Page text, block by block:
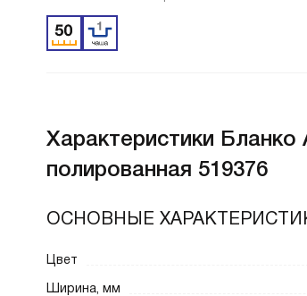
Характеристики Бланко
полированная 519376
ОСНОВНЫЕ
Цвет
Ширина, мм